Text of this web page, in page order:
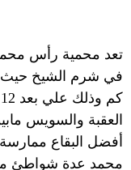
تعد محمية رأس
العقبة والسويس
أفضل البقاع
محمد عدة شواطئ